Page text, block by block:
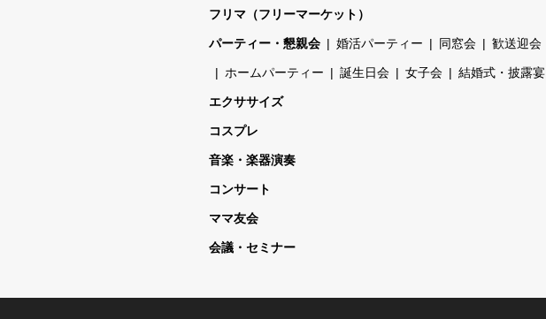
フリマ（フリーマーケット）
パーティー・懇親会 婚活パーティー 同窓会 歓送迎会
ホームパーティー 誕生日会 女子会 結婚式・披露宴
エクササイズ
コスプレ
音楽・楽器演奏
コンサート
ママ友会
会議・セミナー